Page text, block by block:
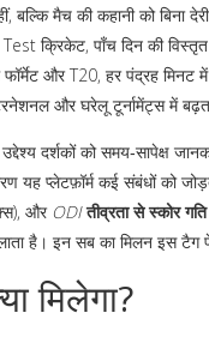
बल्कि मैच की कहानी को बिना
Test क्रिकेट, पाँच दिन की
औरT20, हर पंद्रह मिनट में
और घरेलू टूर्नामेंट्स में
दर्शकों को समय‑सापेक्ष
यह प्लेटफ़ॉर्म कई संबंधों को
और ODI तीव्रता से स्कोर गति
है। इन सब का मिलन इस टैग
मिलेगा?